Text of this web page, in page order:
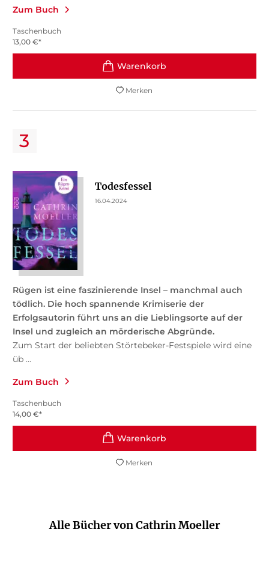
Zum Buch
Taschenbuch
13,00 €*
Merken
Todesfessel
16.04.2024
Rügen ist eine faszinierende Insel – manchmal auch
tödlich. Die hoch spannende Krimiserie der
Erfolgsautorin führt uns an die Lieblingsorte auf der
Insel und zugleich an mörderische Abgründe.
Zum Start der beliebten Störtebeker-Festspiele wird eine
üb ...
Zum Buch
Taschenbuch
14,00 €*
Merken
Alle Bücher von Cathrin Moeller